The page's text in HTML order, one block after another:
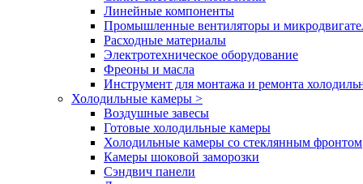
Линейные компоненты
Промышленные вентиляторы и
Расходные материалы
Электротехническое оборудование
Фреоны и масла
Инструмент для монтажа и ремонта
Холодильные камеры >
Воздушные завесы
Готовые холодильные камеры
Холодильные камеры со стеклянным фронтом
Камеры шоковой заморозки
Сэндвич панели